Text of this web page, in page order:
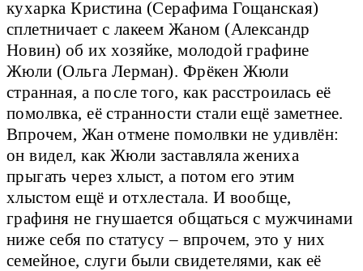
кухарка Кристина (Серафима Гощанская)
сплетничает с лакеем Жаном (Александр
Новин) об их хозяйке, молодой графине
Жюли (Ольга Лерман). Фрёкен Жюли
странная, а после того, как расстроилась её
помолвка, её странности стали ещё заметнее.
Впрочем, Жан отмене помолвки не удивлён:
он видел, как Жюли заставляла жениха
прыгать через хлыст, а потом его этим
хлыстом ещё и отхлестала. И вообще,
графиня не гнушается общаться с мужчинами
ниже себя по статусу – впрочем, это у них
семейное, слуги были свидетелями, как её